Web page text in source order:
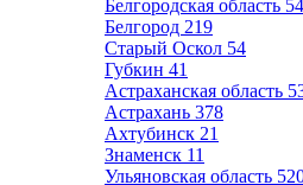
Белгородская область
Белгород 219
Старый Оскол 54
Губкин 41
Астраханская область
Астрахань 378
Ахтубинск 21
Знаменск 11
Ульяновская область